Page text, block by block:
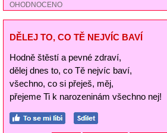
OHODNOCENO
DĚLEJ TO, CO TĚ NEJVÍC BAVÍ
Hodně štěstí a pevné zdraví,
dělej dnes to, co Tě nejvíc baví,
všechno, co si přeješ, měj,
přejeme Ti k narozeninám všechno nej!